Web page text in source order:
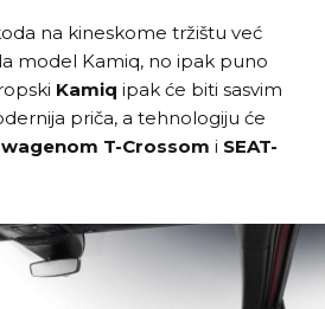
na kineskome tržištu već
model Kamiq, no ipak puno
Kamiq ipak će biti sasvim
priča, a tehnologiju će
T-Crossom i SEAT-